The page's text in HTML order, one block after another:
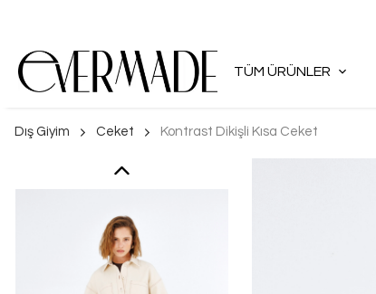
TÜM ÜRÜNLER
Dış Giyim Ceket Kontrast Dikişli Kısa Ceket